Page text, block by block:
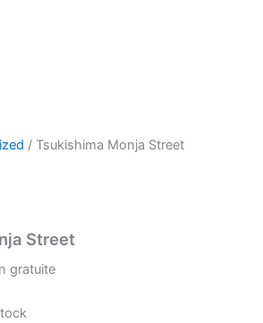
/ Tsukishima Monja Street
Street
gratuite